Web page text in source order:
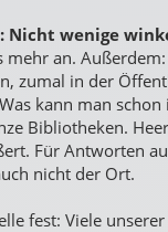
Nicht wenige
mehr an.
zumal in der
kann man
Bibliotheken.
Für Antworten
nicht der Ort.
fest: Viele